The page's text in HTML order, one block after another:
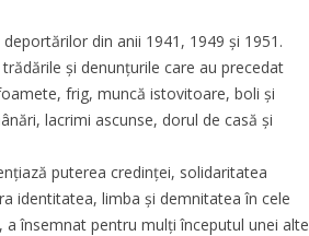
din anii 1941, 1949 și 1951.
și denunțurile care au precedat
frig, muncă istovitoare, boli și
lacrimi ascunse, dorul de casă și
puterea credinței, solidaritatea
identitatea, limba și demnitatea în cele
însemnat pentru mulți începutul unei alte